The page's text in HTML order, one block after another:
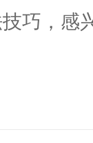
巧，感